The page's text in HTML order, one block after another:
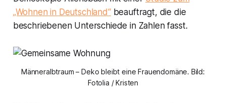
„Wohnen in Deutschland“beauftragt, die die
beschriebenen Unterschiede in Zahlen fasst.
Männeralbtraum – Deko bleibt eine Frauendomäne. Bild:
Fotolia / Kristen